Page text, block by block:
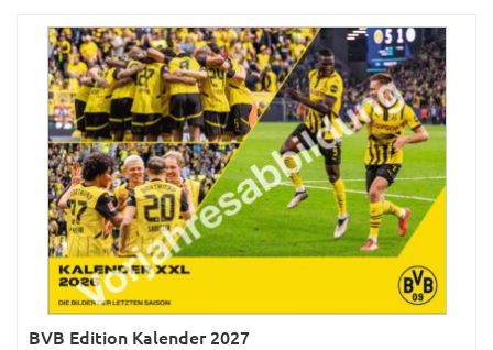
BVB Edition Kalender 2027